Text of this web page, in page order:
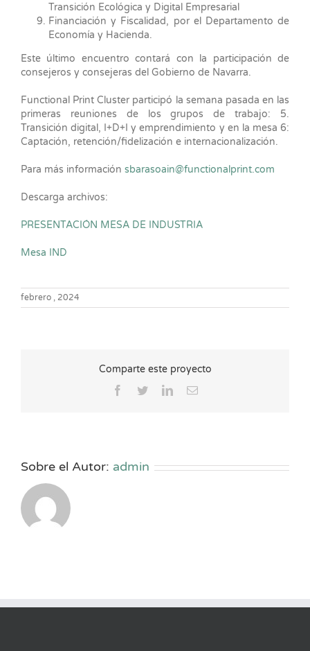
Transición Ecológica y Digital Empresarial
Financiación y Fiscalidad, por el Departamento de
Economía y Hacienda.
Este último encuentro contará con la participación de
consejeros y consejeras del Gobierno de Navarra.
Functional Print Cluster participó la semana pasada en las
primeras reuniones de los grupos de trabajo: 5.
Transición digital, I+D+I y emprendimiento y en la mesa 6:
Captación, retención/fidelización e internacionalización.
Para más información sbarasoain@functionalprint.com
Descarga archivos:
PRESENTACIÓN MESA DE INDUSTRIA
Mesa IND
febrero , 2024
Comparte este proyecto
Facebook
TwitterLinkedInCorreo
Sobre el Autor: admin